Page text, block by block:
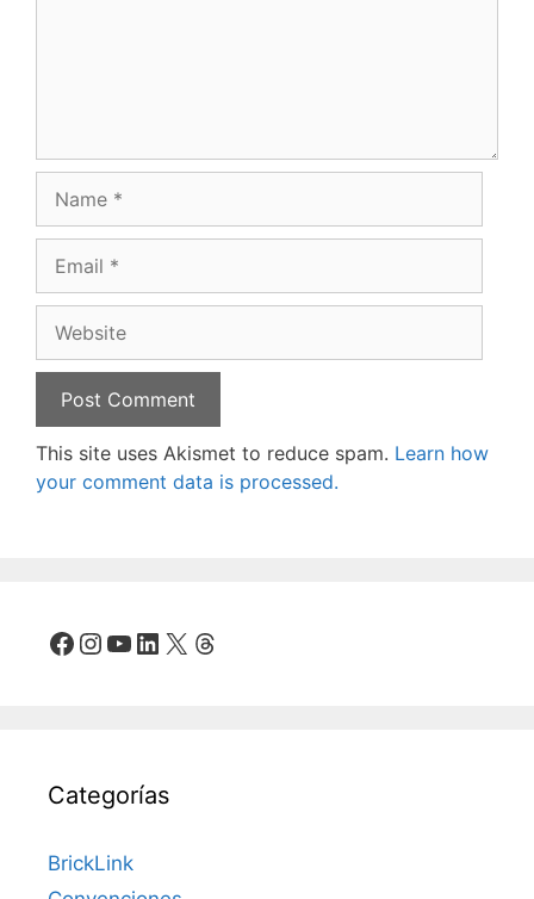
This site uses Akismet to reduce spam. Learn how
your comment data is processed.
Facebook
Instagram
YouTube
LinkedIn
X Threads
Categorías
BrickLink